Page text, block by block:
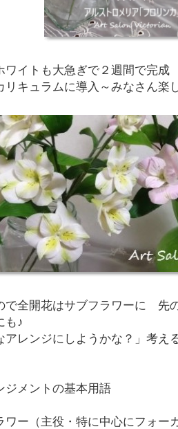
ワイトも大急ぎで２週間で完成
リキュラムに導入～みなさん楽
で全開花はサブフラワーに 先
も♪
アレンジにしようかな？」考え
メントの基本用語
ワー（主役・特に中心にフォー